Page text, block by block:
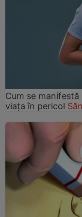
Cum se
viaţa în pericol